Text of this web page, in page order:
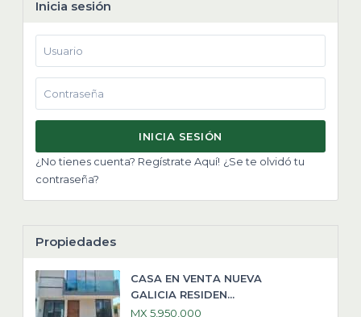
Inicia sesión
INICIA SESIÓN
¿No tienes cuenta? Regístrate Aquí! ¿Se te olvidó tu
contraseña?
Propiedades
CASA EN VENTA NUEVA
GALICIA RESIDEN...
MX 5,950,000